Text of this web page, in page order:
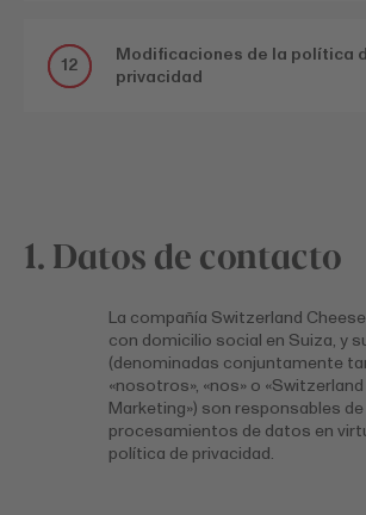
12
Modificaciones de la política
privacidad
1. Datos de contacto
La compañía Switzerland
con domicilio social en Suiza, y
(denominadas conjuntamente
«nosotros», «nos» o
Marketing») son responsables
procesamientos de datos en
política de privacidad.